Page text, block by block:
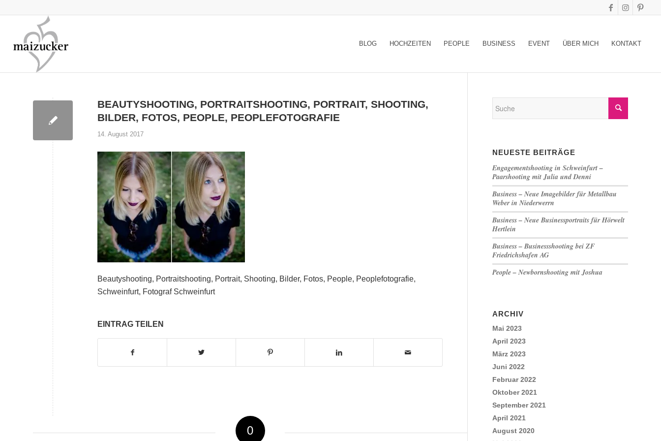
BLOG HOCHZEITEN PEOPLE BUSINESS EVENT ÜBER MICH KONTAKT
BEAUTYSHOOTING, PORTRAITSHOOTING, PORTRAIT, SHOOTING,
BILDER, FOTOS, PEOPLE, PEOPLEFOTOGRAFIE
14. August 2017
Beautyshooting, Portraitshooting, Portrait, Shooting, Bilder, Fotos, People, Peoplefotografie,
Schweinfurt, Fotograf Schweinfurt
EINTRAG TEILEN
0
NEUESTE BEITRÄGE
Engagementshooting in Schweinfurt –
Paarshooting mit Julia und Denni
Business – Neue Imagebilder für Metallbau
Weber in Niederwerrn
Business – Neue Businessportraits für Hörwelt
Hertlein
Business – Businessshooting bei ZF
Friedrichshafen AG
People – Newbornshooting mit Joshua
ARCHIV
Mai 2023
April 2023
März 2023
Juni 2022
Februar 2022
Oktober 2021
September 2021
April 2021
August 2020